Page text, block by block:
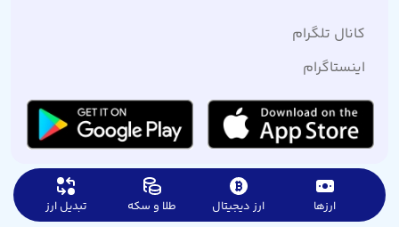
ارزها ارز دیجیتال طلا و سکه تبدیل ارز
کانال تلگرام
اینستاگرام